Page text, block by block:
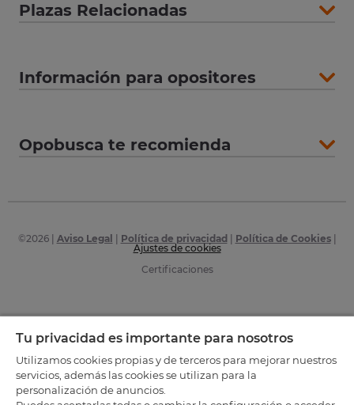
Plazas Relacionadas
Información para opositores
Opobusca te recomienda
©2026| Aviso Legal Política de privacidad Política de Cookies|
Ajustes de cookies
Certificaciones
Tu privacidad es importante para nosotros
Utilizamos cookies propias y de terceros para mejorar nuestros
servicios, además las cookies se utilizan para la
personalización de anuncios.